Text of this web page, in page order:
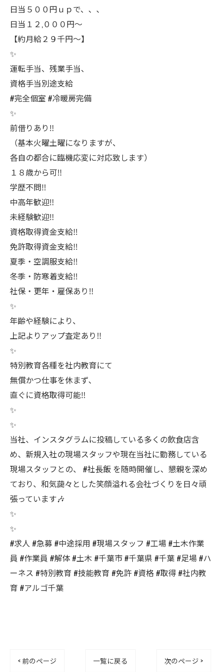
日当５００円ｕｐで、、、
日当１２,０００円〜
【約月給２９千円〜】
✨
運転手当、残業手当、
資格手当別途支給
#完全個室 #冷暖房完備
✨
前借りあり‼️
（基本火曜土曜になりますが、
各自の都合に臨機応変に対応致します）
１８歳から可‼️
学歴不問‼️
中高年歓迎‼️
未経験歓迎‼️
資格取得資金支給‼️
免許取得資金支給‼️
夏季・空調服支給‼️
冬季・防寒着支給‼️
社保・更年・雇保あり‼️
✨
年齢や経験により、
上記よりアップ査定あり‼️
✨
特別教育各種を社内教育にて
無償かつ仕事を休まず、
直ぐに資格取得可能‼️
✨
✨
当社、インスタグラムに投稿している多くの飲食店含
め、新規入社の現場スタッフや現在当社に勤務している
現場スタッフとの、 #社長飯 を随時開催し、懇親を深め
ており、和気藹々とした笑顔溢れる会社づくりを日々頑
張っています🎶
✨
✨
#求人 #急募 #中途採用 #現場スタッフ #工場 #土木作業
員 #作業員 #解体 #土木 #千葉市 #千葉県 #千葉 #足場 #ハ
ーネス #特別教育 #技能教育 #免許 #資格 #取得 #社内教
育 #アルゴ千葉
< 前のページ 一覧に戻る 次のページ >